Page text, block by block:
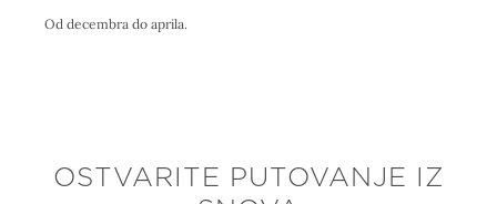
Od decembra do aprila.
OSTVARITE PUTOVANJE IZ